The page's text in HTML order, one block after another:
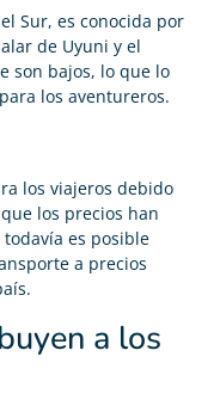
Sur, es conocida por
de Uyuni y el
son bajos, lo que lo
los aventureros.
los viajeros debido
los precios han
es posible
a precios
a los